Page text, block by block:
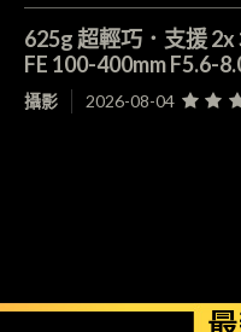
625g 超輕巧．支援
FE 100-400mm F5.6-
攝影 2026-08-04